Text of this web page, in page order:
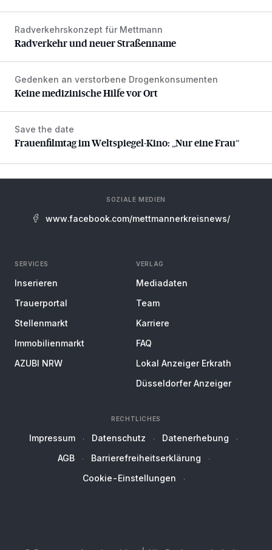
Radverkehr und neuer Straßenname
Radverkehrskonzept für Mettmann
Radverkehr und neuer Straßenname
Keine medizinische Hilfe vor Ort
Gedenken an verstorbene Drogenkonsumenten
Keine medizinische Hilfe vor Ort
Frauenfilmtag im Weltspiegel-Kino: „Nur eine Frau“
Save the date
Frauenfilmtag im Weltspiegel-Kino: „Nur eine Frau“
SOZIALE MEDIEN
www.facebook.com/mettmannerkreisnews/
SERVICES
Inserieren
Trauerportal
Stellenmarkt
Immobilienmarkt
AZUBI NRW
VERLAG
Mediadaten
Team
Karriere
FAQ
Lokal Anzeiger Erkrath
Düsseldorfer Anzeiger
RECHTLICHES
Impressum Datenschutz
Datenerhebung
AGB
Barrierefreiheitserklärung
Cookie-Einstellungen